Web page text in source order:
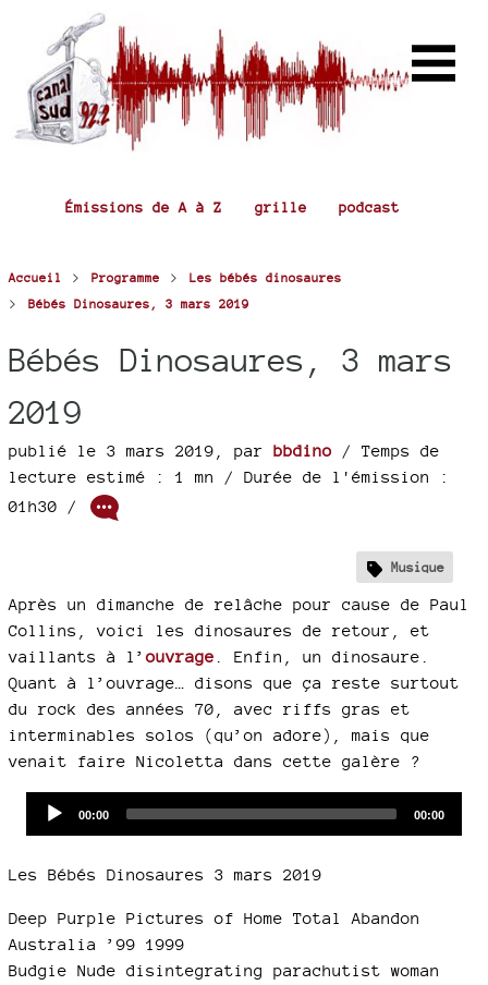
Émissions de A à Z grille podcast
Accueil > Programme > Les bébés dinosaures
> Bébés Dinosaures, 3 mars 2019
Bébés Dinosaures, 3 mars
2019
publié le 3 mars 2019 par bbdino / Temps de
lecture estimé : 1 mn / Durée de l'émission :
01h30 /
Musique
Après un dimanche de relâche pour cause de Paul
Collins, voici les dinosaures de retour, et
vaillants à l’ouvrage . Enfin, un dinosaure.
Quant à l’ouvrage… disons que ça reste surtout
du rock des années 70, avec riffs gras et
interminables solos (qu’on adore), mais que
venait faire Nicoletta dans cette galère ?
Current
00:00
Total
00:00
Les Bébés Dinosaures 3 mars 2019
Deep Purple Pictures of Home Total Abandon
Australia ’99 1999
Budgie Nude disintegrating parachutist woman